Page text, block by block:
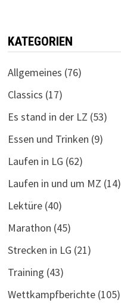
KATEGORIEN
Allgemeines (76)
Classics (17)
Es stand in der LZ (53)
Essen und Trinken (9)
Laufen in LG (62)
Laufen in und um MZ (14)
Lektüre(40)
Marathon (45)
Strecken in LG (21)
Training (43)
Wettkampfberichte(105)